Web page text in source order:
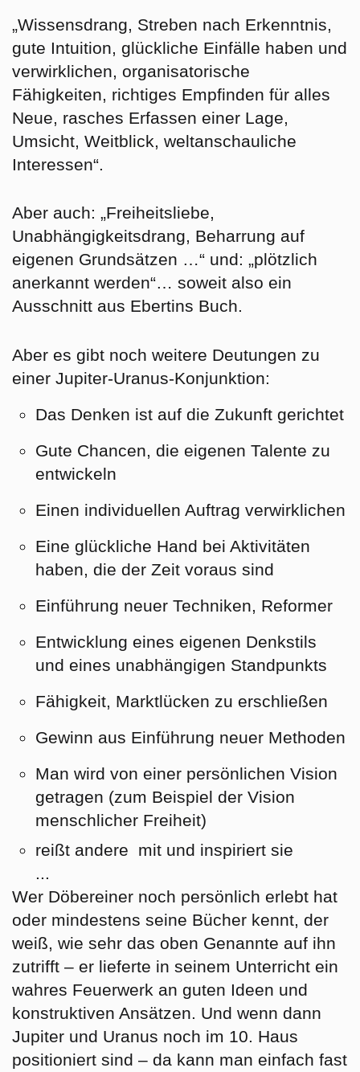
„Wissensdrang, Streben nach Erkenntnis,
gute Intuition, glückliche Einfälle haben und
verwirklichen, organisatorische
Fähigkeiten, richtiges Empfinden für alles
Neue, rasches Erfassen einer Lage,
Umsicht, Weitblick, weltanschauliche
Interessen“.
Aber auch: „Freiheitsliebe,
Unabhängigkeitsdrang, Beharrung auf
eigenen Grundsätzen …“ und: „plötzlich
anerkannt werden“… soweit also ein
Ausschnitt aus Ebertins Buch.
Aber es gibt noch weitere Deutungen zu
einer Jupiter-Uranus-Konjunktion:
Das Denken ist auf die Zukunft gerichtet
Gute Chancen, die eigenen Talente zu
entwickeln
Einen individuellen Auftrag verwirklichen
Eine glückliche Hand bei Aktivitäten
haben, die der Zeit voraus sind
Einführung neuer Techniken, Reformer
Entwicklung eines eigenen Denkstils
und eines unabhängigen Standpunkts
Fähigkeit, Marktlücken zu erschließen
Gewinn aus Einführung neuer Methoden
Man wird von einer persönlichen Vision
getragen (zum Beispiel der Vision
menschlicher Freiheit)
reißt andere mit und inspiriert sie
Wer Döbereiner noch persönlich erlebt hat
oder mindestens seine Bücher kennt, der
weiß, wie sehr das oben Genannte auf ihn
zutrifft – er lieferte in seinem Unterricht ein
wahres Feuerwerk an guten Ideen und
konstruktiven Ansätzen. Und wenn dann
Jupiter und Uranus noch im 10. Haus
positioniert sind – da kann man einfach fast